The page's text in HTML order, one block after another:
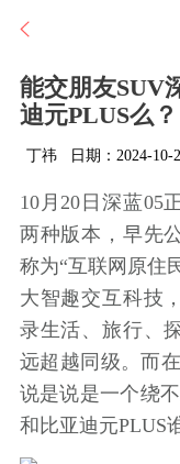
能交朋友SUV
迪元PLUS么？
丁祎 日期：2024-10-
10月20日深蓝05
两种版本，早先
称为“互联网原住
大智趣交互科技
录生活、旅行、
远超越同级。而
说是说是一个绕
和比亚迪元PLUS